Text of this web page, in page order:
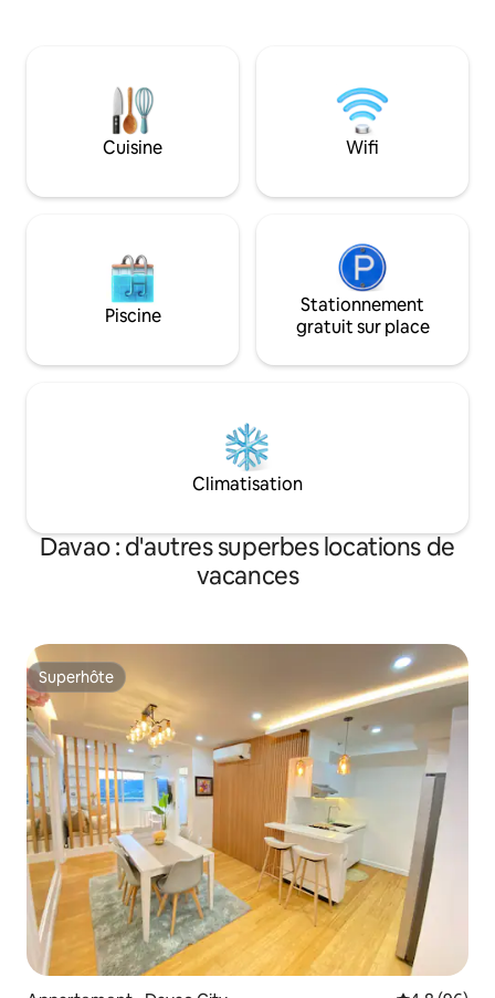
votre propre nourriture, profiter de
votre repas dans une salle à manger, une
cuisine et un salon climatisés.
2 chambres avec air conditionné,
Fi, Netflix
haut débit. Situé
aurez un accès
commun, aux
restaurants.
votre maison
Cuisine Wifi
Piscine
Stationnement
gratuit sur place
Climatisation
Davao : d'autres superbes locations de
vacances
Superhôte
Superhôte